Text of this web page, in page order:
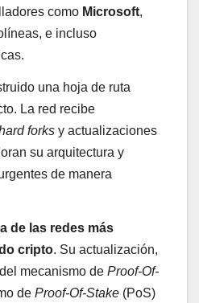
como Microsoft,
e incluso
una hoja de ruta
La red recibe
forks y actualizaciones
su arquitectura y
de manera
de las redes más
cripto. Su actualización,
mecanismo de Proof-Of-
de Proof-Of-Stake (PoS)